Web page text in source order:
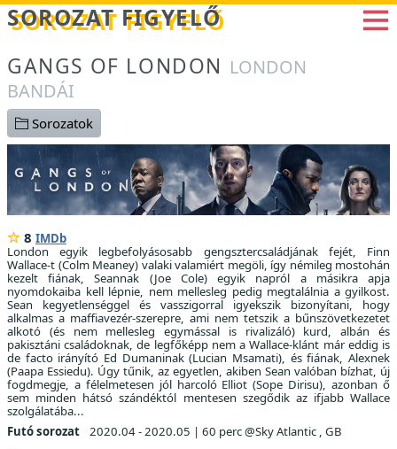
Betöltés...
SOROZAT FIGYELŐ
GANGS OF LONDON LONDON
BANDÁI
Sorozatok
8 IMDb
London egyik legbefolyásosabb gengsztercsaládjának fejét, Finn
Wallace-t (Colm Meaney) valaki valamiért megöli, így némileg mostohán
kezelt fiának, Seannak (Joe Cole) egyik napról a másikra apja
nyomdokaiba kell lépnie, nem mellesleg pedig megtalálnia a gyilkost.
Sean kegyetlenséggel és vasszigorral igyekszik bizonyítani, hogy
alkalmas a maffiavezér-szerepre, ami nem tetszik a bűnszövetkezetet
alkotó (és nem mellesleg egymással is rivalizáló) kurd, albán és
pakisztáni családoknak, de legfőképp nem a Wallace-klánt már eddig is
de facto irányító Ed Dumaninak (Lucian Msamati), és fiának, Alexnek
(Paapa Essiedu). Úgy tűnik, az egyetlen, akiben Sean valóban bízhat, új
fogdmegje, a félelmetesen jól harcoló Elliot (Sope Dirisu), azonban ő
sem minden hátsó szándéktól mentesen szegődik az ifjabb Wallace
szolgálatába...
Futó sorozat
2020.04 - 2020.05 | 60 perc @Sky Atlantic , GB